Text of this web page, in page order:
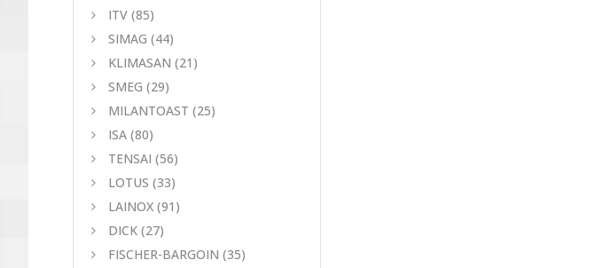
ITV (85)
SIMAG (44)
KLIMASAN (21)
SMEG (29)
MILANTOAST (25)
ISA (80)
TENSAI (56)
LOTUS (33)
LAINOX (91)
DICK (27)
FISCHER-BARGOIN (35)